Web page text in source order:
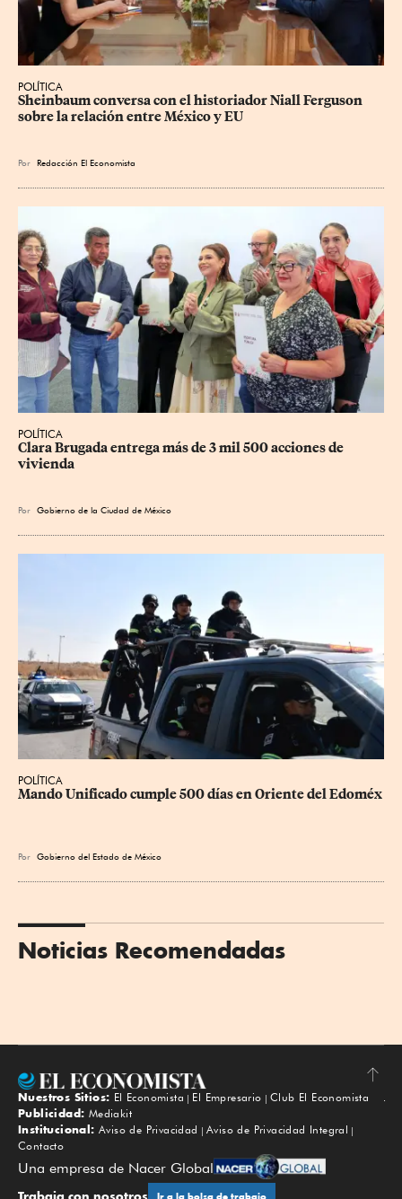
POLÍTICA
Sheinbaum conversa con el historiador Niall Ferguson
sobre la relación entre México y EU
Por Redacción El Economista
POLÍTICA
Clara Brugada entrega más de 3 mil 500 acciones de
vivienda
Por Gobierno de la Ciudad de México
POLÍTICA
Mando Unificado cumple 500 días en Oriente del Edoméx
Por Gobierno del Estado de México
Noticias Recomendadas
Subir
Nuestros Sitios: El Economista El Empresario
Club El Economista
Publicidad: Mediakit
Institucional: Aviso de Privacidad
Aviso de Privacidad Integral
Contacto
Una empresa de Nacer Global
Trabaja con nosotros Ir a la bolsa de trabajo